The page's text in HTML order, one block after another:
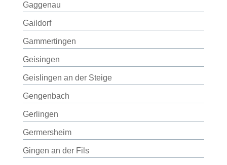
Gaggenau
Gaildorf
Gammertingen
Geisingen
Geislingen an der Steige
Gengenbach
Gerlingen
Germersheim
Gingen an der Fils